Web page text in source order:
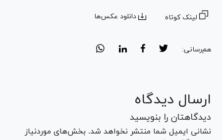
لینک کوتاه دانلود عکس‌ها
هم‌رسانی:
ارسال دیدگاه
دیدگاهتان را بنویسید
نشانی ایمیل شما منتشر نخواهد شد. بخش‌های موردنیاز